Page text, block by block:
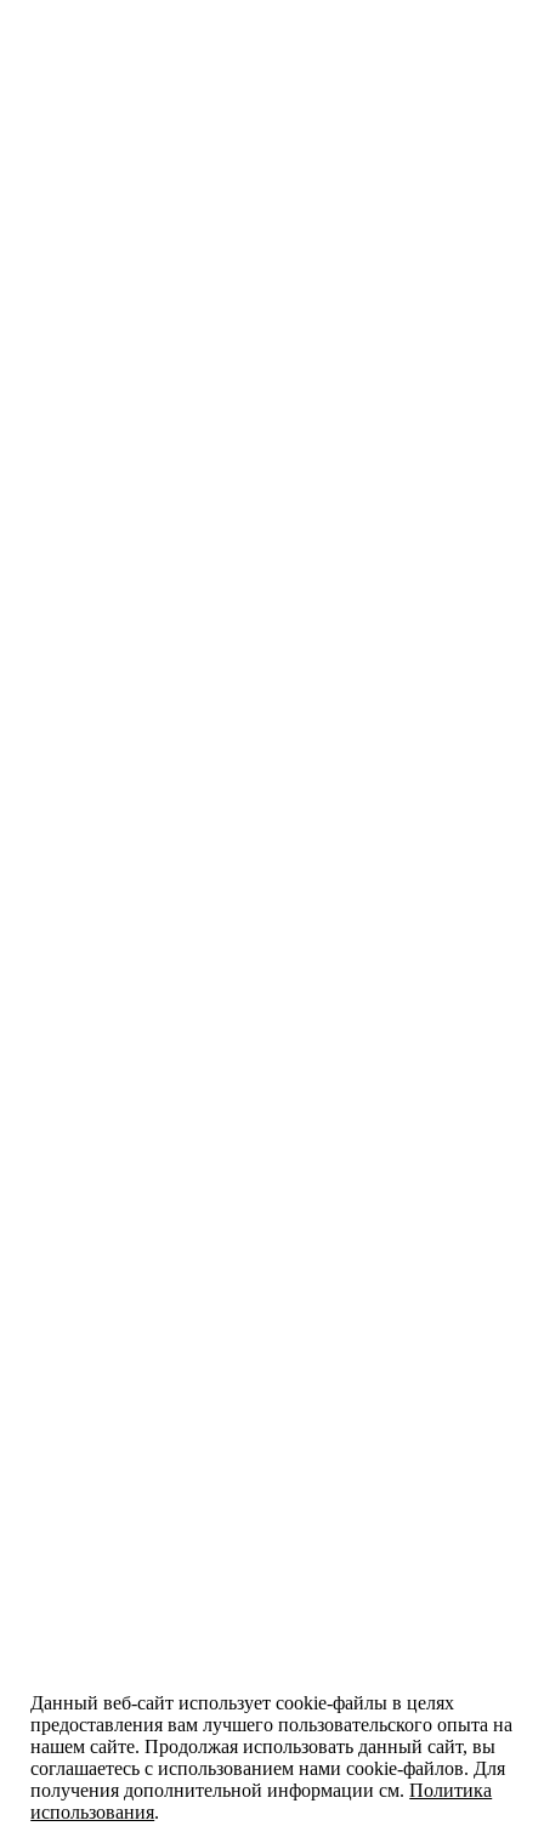
Данный веб-сайт использует cookie-файлы в целях
предоставления вам лучшего пользовательского опыта на
нашем сайте. Продолжая использовать данный сайт, вы
соглашаетесь с использованием нами cookie-файлов. Для
получения дополнительной информации см.Политика
использования.